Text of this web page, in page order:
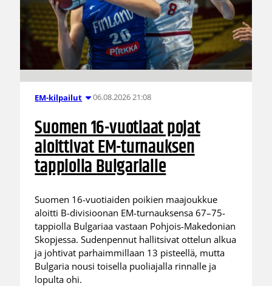
EM-kilpailut 06.08.2026 21:08
Suomen 16-vuotiaat pojat
aloittivat EM-turnauksen
tappiolla Bulgarialle
Suomen 16-vuotiaiden poikien maajoukkue
aloitti B-divisioonan EM-turnauksensa 67–75-
tappiolla Bulgariaa vastaan Pohjois-Makedonian
Skopjessa. Sudenpennut hallitsivat ottelun alkua
ja johtivat parhaimmillaan 13 pisteellä, mutta
Bulgaria nousi toisella puoliajalla rinnalle ja
lopulta ohi.